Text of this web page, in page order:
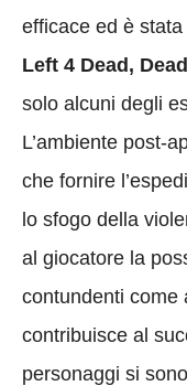
efficace ed è
Left 4 Dead,
solo alcuni degli
L’ambiente post-
che fornire
lo sfogo della
al giocatore la
contundenti come
contribuisce al
personaggi si